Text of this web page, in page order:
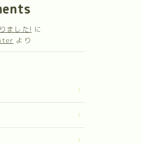
ました! に
より